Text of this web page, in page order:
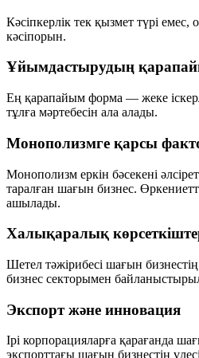
Кәсіпкерлік тек қызмет түрі
кәсіпорын.
Ұйымдастырудың
Ең қарапайым форма — жеке
тұлға мәртебесін ала алады.
Монополизмге қарсы
Монополизм еркін бәсекені
таралған шағын бизнес.
ашылады.
Халықаралық
Шетел тәжірибесі шағын
бизнес секторымен
Экспорт және инновация
Ірі корпорацияларға қарағанда
экспорттағы шағын бизнестің